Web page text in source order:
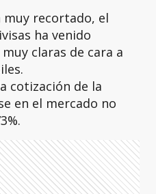
muy recortado, el
ha venido
claras de cara a
cotización de la
en el mercado no